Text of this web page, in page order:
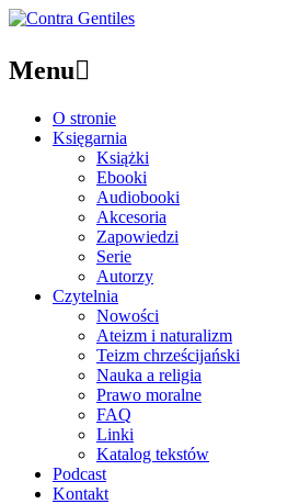
Menu
O stronie
Księgarnia
Książki
Ebooki
Audiobooki
Akcesoria
Zapowiedzi
Serie
Autorzy
Czytelnia
Nowości
Ateizm i naturalizm
Teizm chrześcijański
Nauka a religia
Prawo moralne
FAQ
Linki
Katalog tekstów
Podcast
Kontakt